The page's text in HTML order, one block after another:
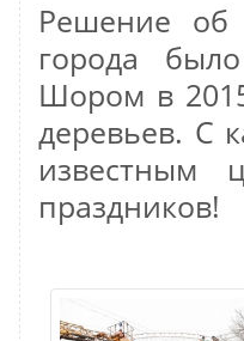
Решение об
города
Шором в
деревьев. С
известным
праздников!